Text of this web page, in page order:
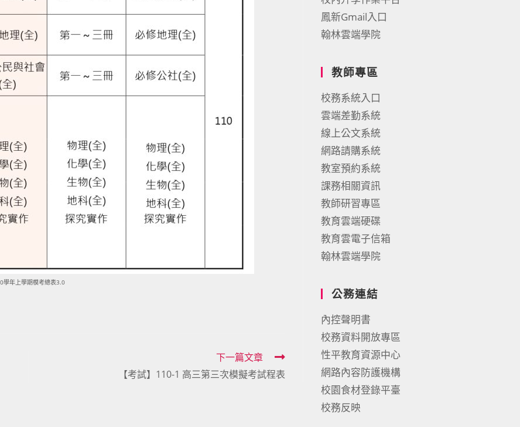
學年上學期模考總表3.0
下一篇文章
【考試】110-1 高三第三次模擬考試程表
鳳新Gmail入口
翰林雲端學院
教師專區
校務系統入口
雲端差勤系統
線上公文系統
網路請購系統
教室預約系統
課務相關資訊
教師研習專區
教育雲端硬碟
教育雲電子信箱
翰林雲端學院
公務連結
內控聲明書
校務資料開放專區
性平教育資源中心
網路內容防護機構
校園食材登錄平臺
校務反映